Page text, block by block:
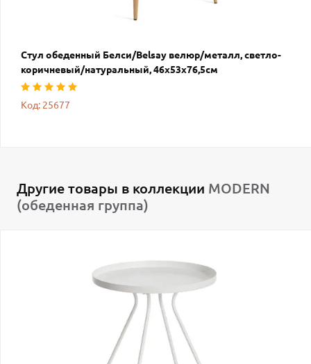
Стул обеденный Белси/Belsay велюр/металл, светло-
коричневый/натуральный, 46х53х76,5см
Код: 25677
Другие товары в коллекции MODERN
(обеденная группа)